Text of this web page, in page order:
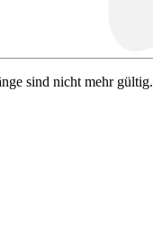
sind nicht mehr gültig.